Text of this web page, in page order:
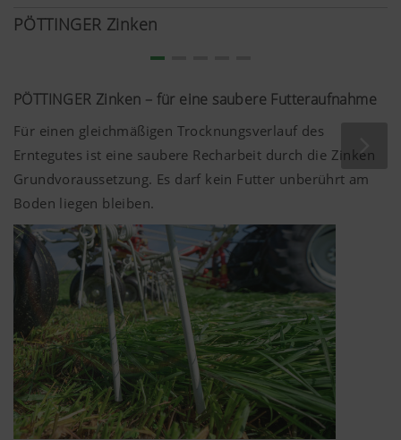
Saubere Maschine – Kreisel bleiben futterfrei
PÖTTINGER Zinken
PÖTTINGER Zinken – für eine saubere Futteraufnahme
Für einen gleichmäßigen Trocknungsverlauf des
Erntegutes ist eine saubere Recharbeit durch die Zinken
Grundvoraussetzung. Es darf kein Futter unberührt am
Boden liegen bleiben.